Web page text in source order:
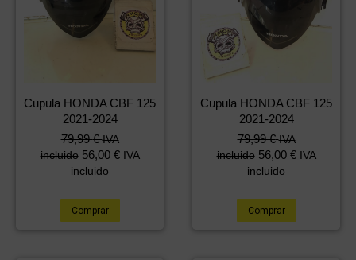
Cupula HONDA CBF 125
2021-2024
79,99€ IVA
incluido 56,00 € IVA
incluido
Comprar
Cupula HONDA CBF 125
2021-2024
79,99€ IVA
incluido 56,00 € IVA
incluido
Comprar